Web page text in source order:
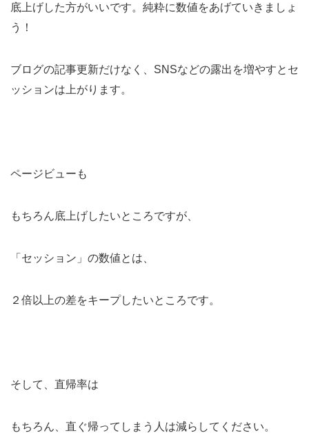
底上げした方がいいです。純粋に数値をあげていきましょ
う！
ブログの記事更新だけなく、SNSなどの露出を増やすとセ
ッションは上がります。
ページビューも
もちろん底上げしたいところですが、
「セッション」の数値とは、
２倍以上の差をキープしたいところです。
そして、直帰率は
もちろん、直ぐ帰ってしまう人は減らしてください。